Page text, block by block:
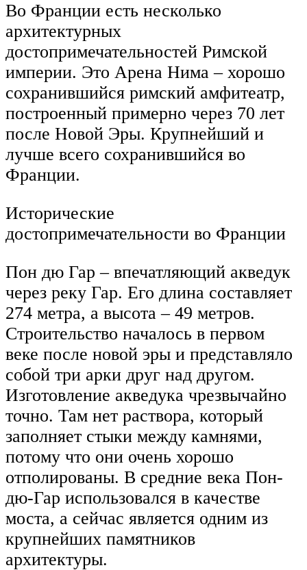
Во Франции есть несколько
архитектурных
достопримечательностей Римской
империи. Это Арена Нима – хорошо
сохранившийся римский амфитеатр,
построенный примерно через 70 лет
после Новой Эры. Крупнейший и
лучше всего сохранившийся во
Франции.
Исторические
достопримечательности во Франции
Пон дю Гар – впечатляющий акведук
через реку Гар. Его длина составляет
274 метра, а высота – 49 метров.
Строительство началось в первом
веке после новой эры и представляло
собой три арки друг над другом.
Изготовление акведука чрезвычайно
точно. Там нет раствора, который
заполняет стыки между камнями,
потому что они очень хорошо
отполированы. В средние века Пон-
дю-Гар использовался в качестве
моста, а сейчас является одним из
крупнейших памятников
архитектуры.